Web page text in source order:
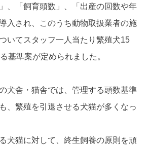
、「飼育頭数」、「出産の回数や年
入され、このうち動物取扱業者の施
いてスタッフ一人当たり繁殖犬15
基準案が定められました。
犬舎・猫舎では、管理する頭数基準
、繁殖を引退させる犬猫が多くなっ
犬猫に対して、終生飼養の原則を頑